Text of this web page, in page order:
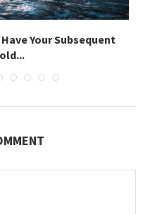
Your Subsequent